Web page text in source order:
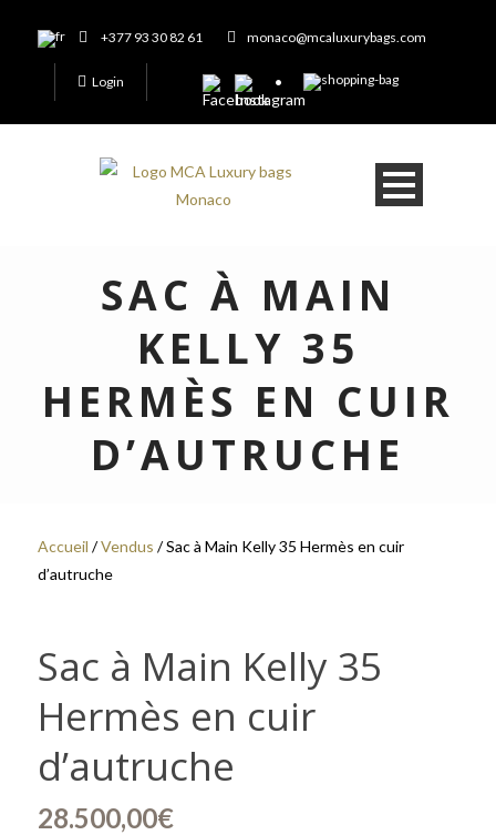
+377 93 30 82 61 monaco@mcaluxurybags.com
Login
SAC À MAIN
KELLY 35
HERMÈS EN CUIR
D’AUTRUCHE
Accueil /Vendus / Sac à Main Kelly 35 Hermès en cuir
d’autruche
Sac à Main Kelly 35
Hermès en cuir
d’autruche
28.500,00€